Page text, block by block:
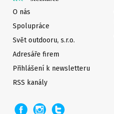
O nás
Spolupráce
Svět outdooru, s.r.o.
Adresáře firem
Přihlášení k newsletteru
RSS kanály